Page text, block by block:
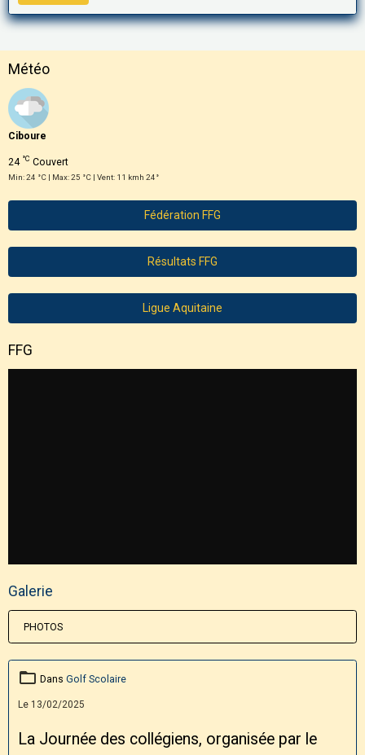
Météo
Ciboure
24 °C Couvert
Min: 24 °C | Max: 25 °C | Vent: 11 kmh 24°
Fédération FFG
Résultats FFG
Ligue Aquitaine
FFG
Galerie
PHOTOS
Dans Golf Scolaire
Le 13/02/2025
La Journée des collégiens, organisée par le